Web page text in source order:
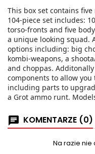
This box set contains
104-piece set includes:
torso-fronts and five
a unique looking squad.
options including: big
kombi-weapons, a
and choppas.
components to allow
including parts to
a Grot ammo runt.
KOMENTARZE (0)
Na razie nie